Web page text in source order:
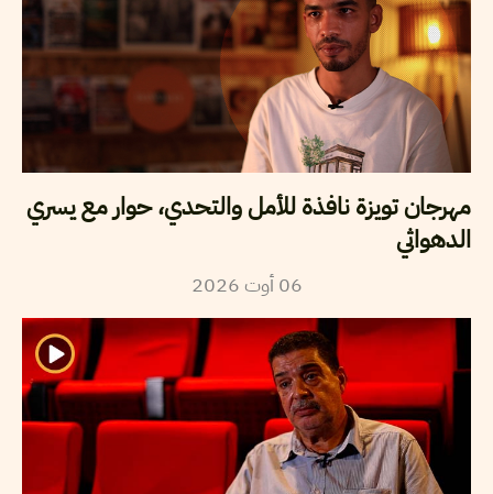
مهرجان تويزة نافذة للأمل والتحدي، حوار مع يسري
الدهواثي
06 أوت2026